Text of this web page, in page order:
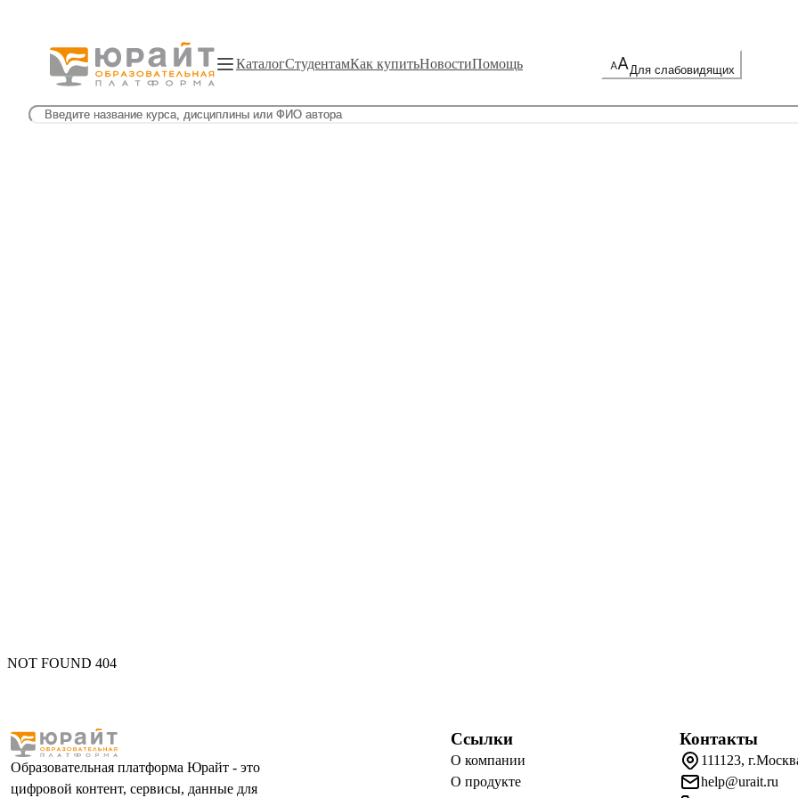
КаталогСтудентамКак купитьНовостиПомощь Для слабовидящих
NOT FOUND 404
Образовательная платформа Юрайт - это
цифровой контент, сервисы, данные для
Ссылки
О компании
О продукте
Контакты
111123,
help@urait.ru